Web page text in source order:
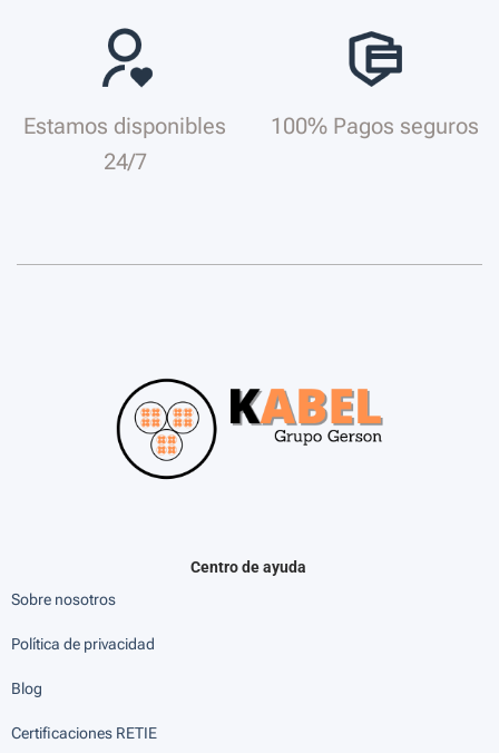
Estamos disponibles
24/7
100% Pagos seguros
Centro de ayuda
Sobre nosotros
Política de privacidad
Blog
Certificaciones RETIE